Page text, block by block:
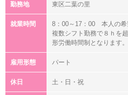
勤務地 東区二葉の里
就業時間
8：00～17：00 本人の希
複数シフト勤務で８ｈを
形労働時間制となります。
雇用形態 パート
休日 土・日・祝